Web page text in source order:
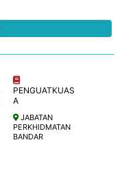
PENGUATKUAS
A
JABATAN
PERKHIDMATAN
BANDAR